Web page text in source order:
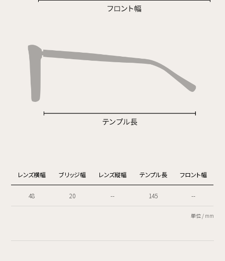
レンズ横幅 ブリッジ幅 レンズ縦幅 テンプル長 フロント幅
48 20 -- 145 --
単位 / mm